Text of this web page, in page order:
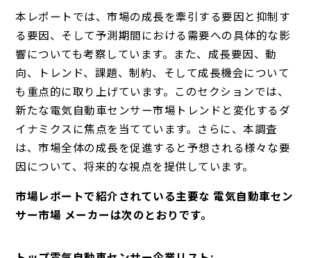
本レポートでは、市場の成長を牽引する要因と抑制す
る要因、そして予測期間における需要への具体的な影
響についても考察しています。また、成長要因、動
向、トレンド、課題、制約、そして成長機会について
も重点的に取り上げています。このセクションでは、
新たな電気自動車センサー市場トレンドと変化するダ
イナミクスに焦点を当てています。さらに、本調査
は、市場全体の成長を促進すると予想される様々な要
因について、将来的な視点を提供しています。
市場レポートで紹介されている主要な 電気自動車セン
サー市場 メーカーは次のとおりです。